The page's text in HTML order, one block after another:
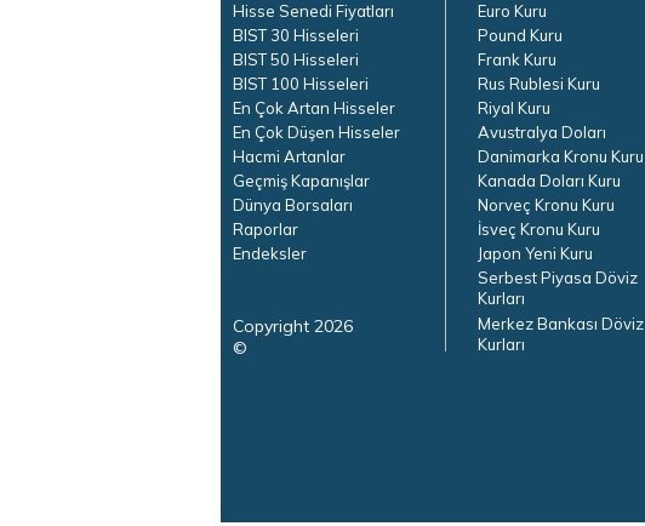
Hisse Senedi Fiyatları
BIST 30 Hisseleri
BIST 50 Hisseleri
BIST 100 Hisseleri
En Çok Artan Hisseler
En Çok Düşen Hisseler
Hacmi Artanlar
Geçmiş Kapanışlar
Dünya Borsaları
Raporlar
Endeksler
Copyright 2026
©
Euro Kuru
Pound Kuru
Frank Kuru
Rus Rublesi Kuru
Riyal Kuru
Avustralya Doları
Danimarka Kronu Kuru
Kanada Doları Kuru
Norveç Kronu Kuru
İsveç Kronu Kuru
Japon Yeni Kuru
Serbest Piyasa Döviz
Kurları
Merkez Bankası Döviz
Kurları